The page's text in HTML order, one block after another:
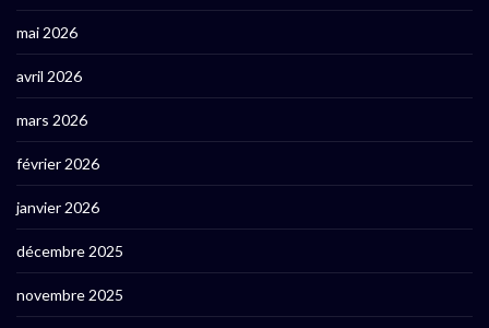
mai 2026
avril 2026
mars 2026
février 2026
janvier 2026
décembre 2025
novembre 2025